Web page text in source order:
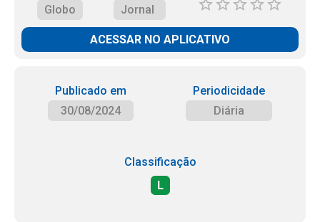
Globo
Jornal
ACESSAR NO APLICATIVO
Publicado em
30/08/2024
Periodicidade
Diária
Classificação
L